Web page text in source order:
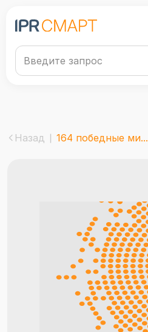
Назад 164 победные ми...